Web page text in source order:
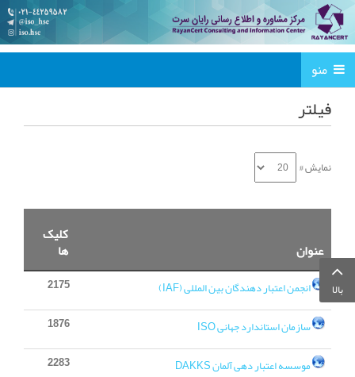
منو
فیلتر
نمایش #
عنوان
کلیک
ها
انجمن اعتبار دهندگان بین المللی (IAF) 2175
سازمان استاندارد جهانی ISO 1876
موسسه اعتبار دهی آلمان DAKKS 2283
بالا